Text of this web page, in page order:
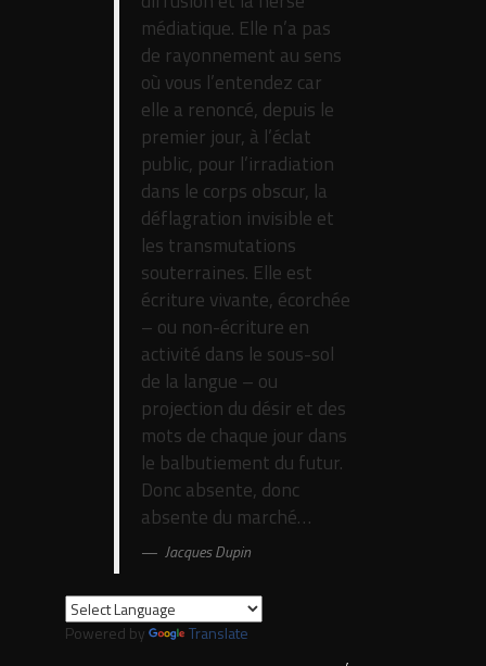
médiatique. Elle n’a pas
de rayonnement au sens
où vous l’entendez car
elle a renoncé, depuis le
premier jour, à l’éclat
public, pour l’irradiation
dans le corps obscur, la
déflagration invisible et
les transmutations
souterraines. Elle est
écriture vivante, écorchée
– ou non-écriture en
activité dans le sous-sol
de la langue – ou
projection du désir et des
mots de chaque jour dans
le balbutiement du futur.
Donc absente, donc
absente du marché…
Jacques Dupin
Powered by Translate